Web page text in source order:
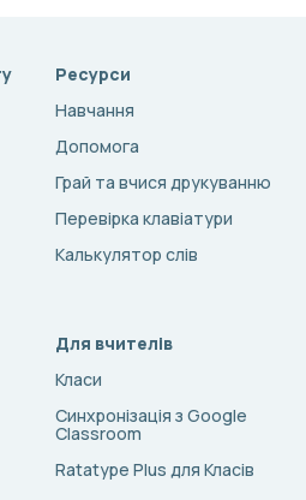
Ресурси
Навчання
Допомога
Грай та вчися друкуванню
Перевірка клавіатури
Калькулятор слів
Для вчителів
Класи
Синхронізація з Google
Classroom
Ratatype Plus для Класів